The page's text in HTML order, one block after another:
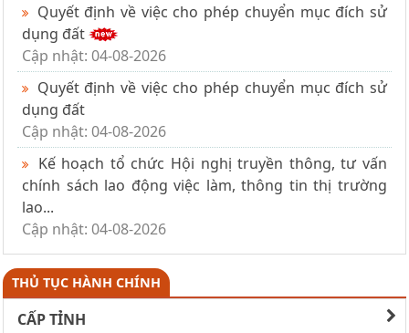
Quyết định về việc cho phép chuyển mục đích sử
dụng đất
Cập nhật: 04-08-2026
Quyết định về việc cho phép chuyển mục đích sử
dụng đất
Cập nhật: 04-08-2026
Kế hoạch tổ chức Hội nghị truyền thông, tư vấn
chính sách lao động việc làm, thông tin thị trường
lao...
Cập nhật: 04-08-2026
THỦ TỤC HÀNH CHÍNH
CẤP TỈNH